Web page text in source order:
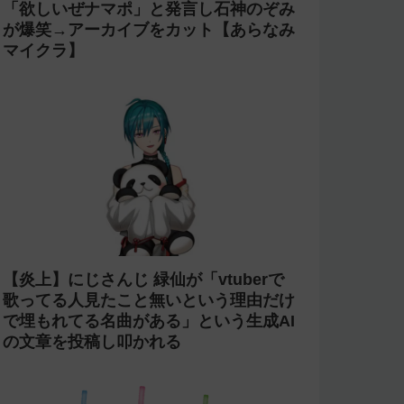
「欲しいぜナマポ」と発言し石神のぞみ
が爆笑→アーカイブをカット【あらなみ
マイクラ】
【炎上】にじさんじ 緑仙が「vtuberで
歌ってる人見たこと無いという理由だけ
で埋もれてる名曲がある」という生成AI
の文章を投稿し叩かれる